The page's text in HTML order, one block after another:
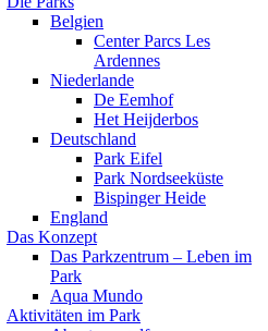
Belgien
Center Parcs Les
Ardennes
Niederlande
De Eemhof
Het Heijderbos
Deutschland
Park Eifel
Park Nordseeküste
Bispinger Heide
England
Das Konzept
Das Parkzentrum – Leben im
Park
Aqua Mundo
Aktivitäten im Park